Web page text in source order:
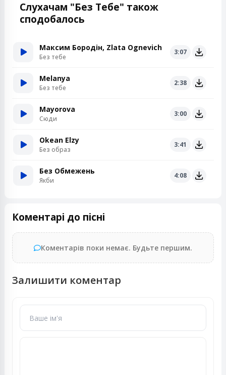
Слухачам "Без Тебе" також
сподобалось
Максим Бородін, Zlata Ognevich
Без тебе
3:07
Melanya
Без тебе
2:38
Mayorova
Сюди
3:00
Okean Elzy
Без образ
3:41
Без Обмежень
Якби
4:08
Коментарі до пісні
Коментарів поки немає. Будьте першим.
Залишити коментар